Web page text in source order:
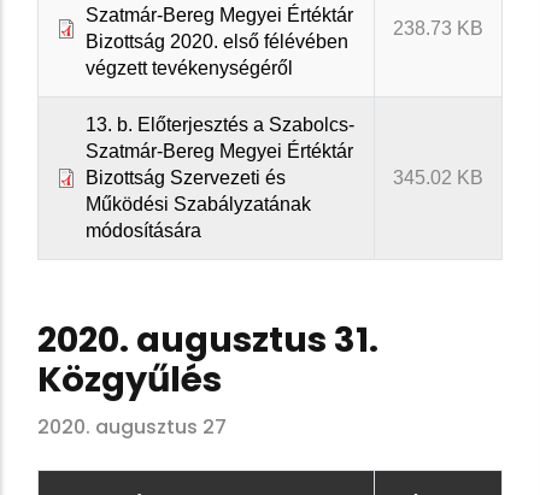
Szatmár-Bereg Megyei Értéktár
Bizottság 2020. első félévében
végzett tevékenységéről
238.73 KB
13. b. Előterjesztés a Szabolcs-
Szatmár-Bereg Megyei Értéktár
Bizottság Szervezeti és
Működési Szabályzatának
módosítására
345.02 KB
2020. augusztus 31.
Közgyűlés
2020. augusztus 27